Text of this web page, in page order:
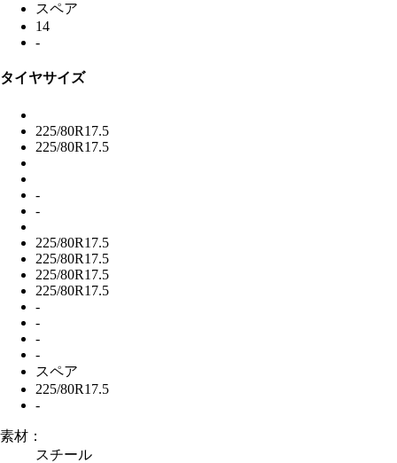
スペア
14
-
タイヤサイズ
225/80R17.5
225/80R17.5
-
-
225/80R17.5
225/80R17.5
225/80R17.5
225/80R17.5
-
-
-
-
スペア
225/80R17.5
-
素材：
スチール